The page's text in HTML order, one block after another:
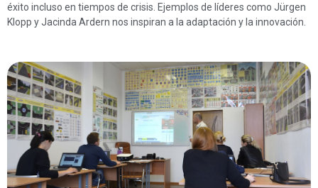
éxito incluso en tiempos de crisis. Ejemplos de líderes como Jürgen
Klopp y Jacinda Ardern nos inspiran a la adaptación y la innovación.